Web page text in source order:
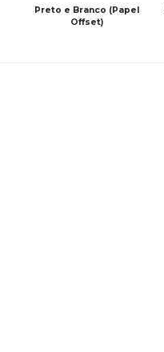
Preto e Branco (Papel
Offset)